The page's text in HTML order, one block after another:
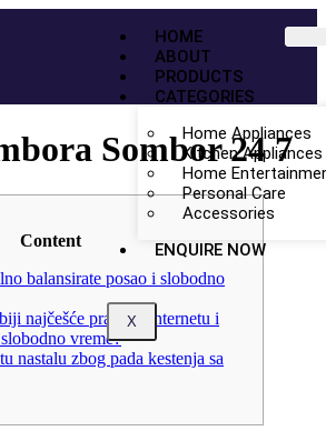
HOME
ABOUT
PRODUCTS
CATEGORIES
Home Appliances
Kitchen Appliances
Home
Personal Care
Accessories
ENQUIRE NOW
X
Sombor 24 7
Content
balansirate posao i slobodno
najčešće prate na internetu i
vreme?
nastalu zbog pada kestenja sa